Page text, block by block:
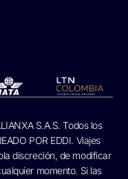
S.A.S. Todos los
POREDDI. Viajes
discreción, de modificar
momento. Si las